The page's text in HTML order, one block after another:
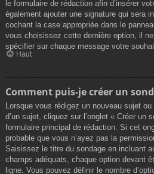
le formulaire de rédaction afin d’insérer
également ajouter une signature qui sera
cochant la case appropriée dans le
vous choisissez cette dernière option, il
spécifier sur chaque message votre
Haut
Comment puis-je créer un
Lorsque vous rédigez un nouveau sujet
d’un sujet, cliquez sur l’onglet « Créer un
formulaire principal de rédaction. Si cet
probable que vous n’ayez pas la
Saisissez le titre du sondage en incluant
champs adéquats, chaque option devant
ligne. Vous pouvez définir le nombre